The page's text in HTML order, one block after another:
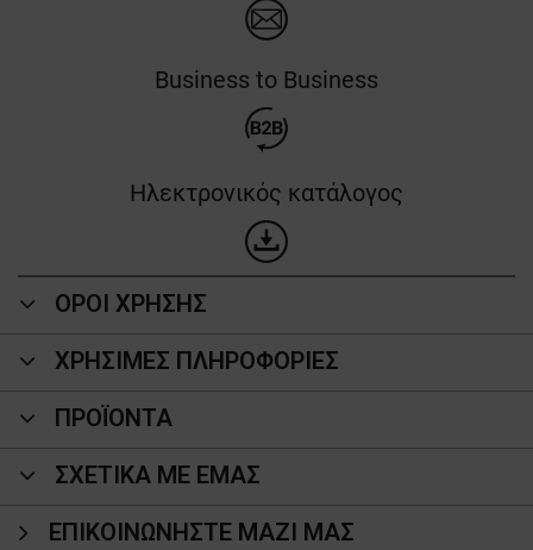
Business to Business
Ηλεκτρονικός κατάλογος
ΟΡΟΙ ΧΡΗΣΗΣ
ΧΡΗΣΙΜΕΣ ΠΛΗΡΟΦΟΡΙΕΣ
ΠΡΟΪΌΝΤΑ
ΣΧΕΤΙΚΑ ΜΕ ΕΜΑΣ
ΕΠΙΚΟΙΝΩΝΉΣΤΕ ΜΑΖΊ ΜΑΣ